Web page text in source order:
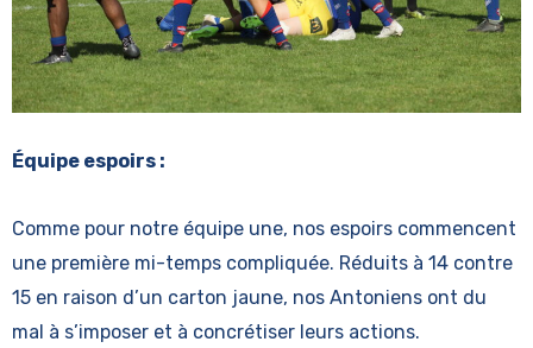
Équipe espoirs :
Comme pour notre équipe une, nos espoirs commencent
une première mi-temps compliquée. Réduits à 14 contre
15 en raison d’un carton jaune, nos Antoniens ont du
mal à s’imposer et à concrétiser leurs actions.